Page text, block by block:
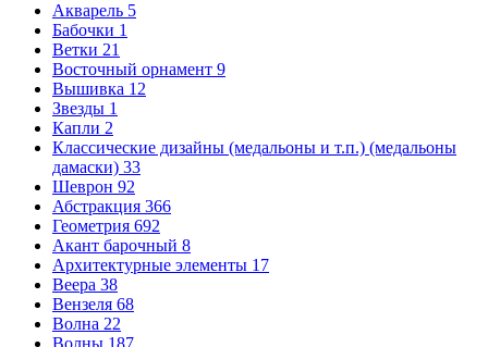
Акварель 5
Бабочки 1
Ветки 21
Восточный орнамент 9
Вышивка 12
Звезды 1
Капли 2
Классические дизайны (медальоны и т.п.) (медальоны
дамаски) 33
Шеврон 92
Абстракция 366
Геометрия 692
Акант барочный 8
Архитектурные элементы 17
Веера 38
Вензеля 68
Волна 22
Волны 187